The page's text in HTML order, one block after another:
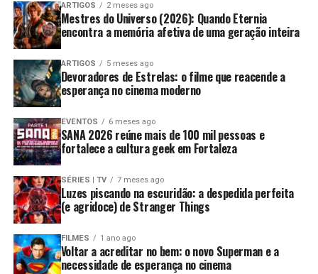
ARTIGOS 2 meses ago
Mestres do Universo (2026): Quando Eternia
encontra a memória afetiva de uma geração inteira
ARTIGOS 5 meses ago
Devoradores de Estrelas: o filme que reacende a
esperança no cinema moderno
EVENTOS 6 meses ago
SANA 2026 reúne mais de 100 mil pessoas e
fortalece a cultura geek em Fortaleza
SÉRIES | TV 7 meses ago
Luzes piscando na escuridão: a despedida perfeita
(e agridoce) de Stranger Things
FILMES 1 ano ago
Voltar a acreditar no bem: o novo Superman e a
necessidade de esperança no cinema